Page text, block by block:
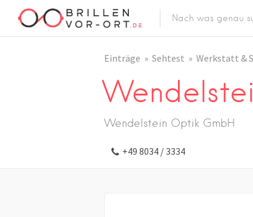
Einträge Sehtest Werkstatt &
Wendelstein Optik GmbH
+49 8034 / 3334